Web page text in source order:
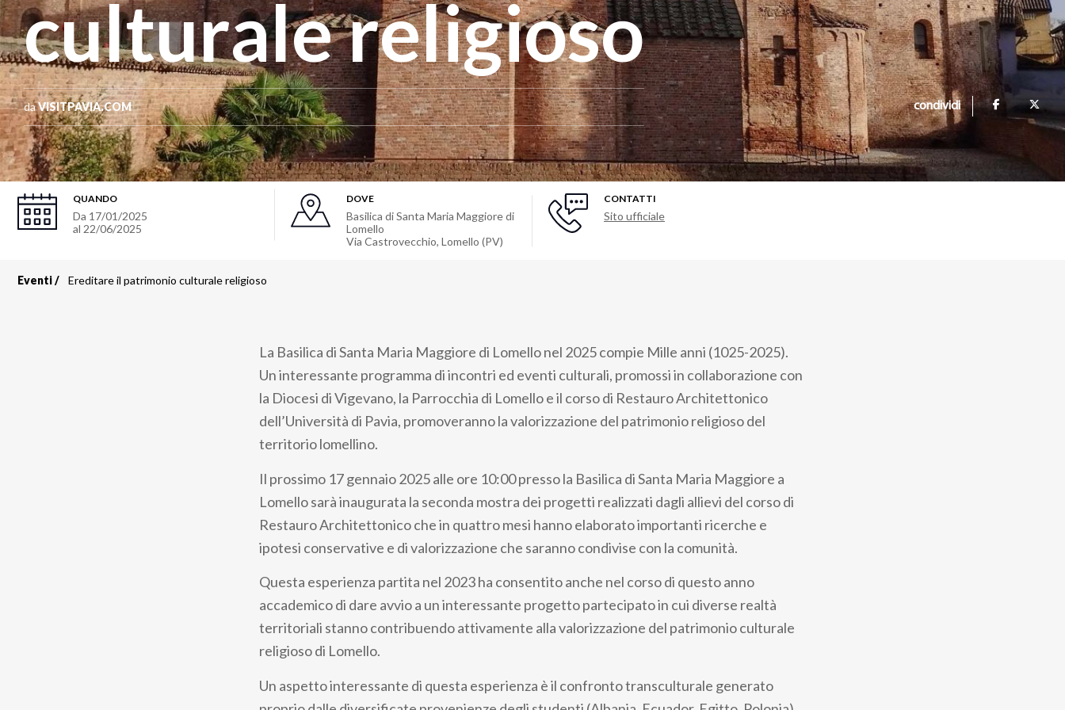
culturale religioso
daVISITPAVIA.COM condividi
QUANDO
Da 17/01/2025
al 22/06/2025
DOVE
Basilica di Santa Maria Maggiore di
Lomello
Via Castrovecchio, Lomello (PV)
CONTATTI
Sito ufficiale
Eventi Ereditare il patrimonio culturale religioso
La Basilica di Santa Maria Maggiore di Lomello nel 2025 compie Mille anni (1025-2025).
Un interessante programma di incontri ed eventi culturali, promossi in collaborazione con
la Diocesi di Vigevano, la Parrocchia di Lomello e il corso di Restauro Architettonico
dell’Università di Pavia, promoveranno la valorizzazione del patrimonio religioso del
territorio lomellino.
Il prossimo 17 gennaio 2025 alle ore 10:00 presso la Basilica di Santa Maria Maggiore a
Lomello sarà inaugurata la seconda mostra dei progetti realizzati dagli allievi del corso di
Restauro Architettonico che in quattro mesi hanno elaborato importanti ricerche e
ipotesi conservative e di valorizzazione che saranno condivise con la comunità.
Questa esperienza partita nel 2023 ha consentito anche nel corso di questo anno
accademico di dare avvio a un interessante progetto partecipato in cui diverse realtà
territoriali stanno contribuendo attivamente alla valorizzazione del patrimonio culturale
religioso di Lomello.
Un aspetto interessante di questa esperienza è il confronto transculturale generato